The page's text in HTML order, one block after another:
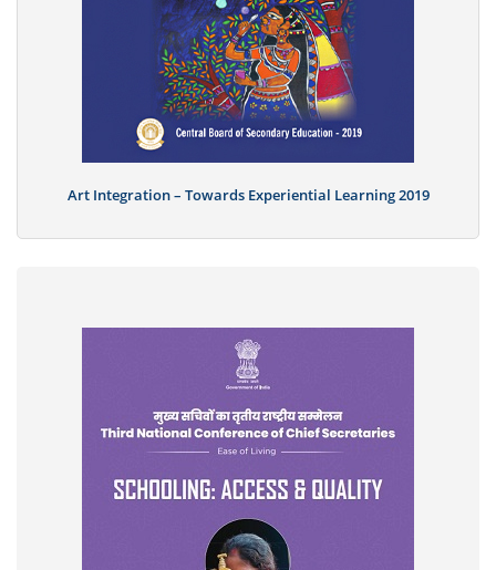
Art Integration – Towards Experiential Learning 2019